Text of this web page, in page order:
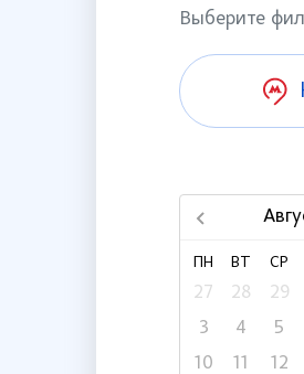
Выберите
ПН ВТ СР
27 28 29
3
4 5
10
11 12